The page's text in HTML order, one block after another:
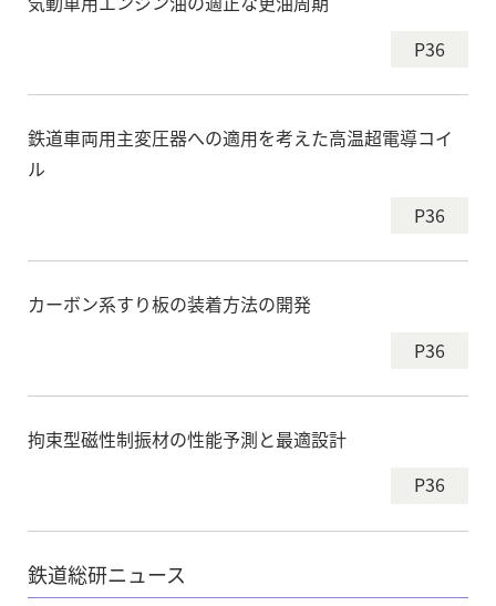
P36
鉄道車両用主変圧器への適用を考えた高温超電導コイ
ル
P36
カーボン系すり板の装着方法の開発
P36
拘束型磁性制振材の性能予測と最適設計
P36
鉄道総研ニュース